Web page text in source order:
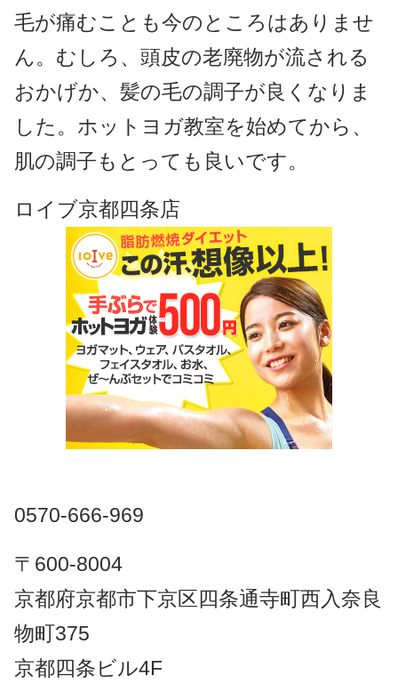
毛が痛むことも今のところはありませ
ん。むしろ、頭皮の老廃物が流される
おかげか、髪の毛の調子が良くなりま
した。ホットヨガ教室を始めてから、
肌の調子もとっても良いです。
ロイブ京都四条店
0570-666-969
〒600-8004
京都府京都市下京区四条通寺町西入奈良
物町375
京都四条ビル4F